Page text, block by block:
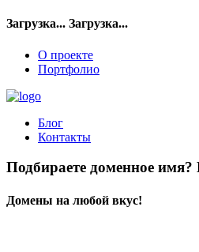
Загрузка... Загрузка...
О проекте
Портфолио
Блог
Контакты
Подбираете доменное
Домены на любой вкус!